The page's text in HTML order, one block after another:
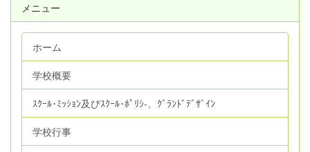
メニュー
ホーム
学校概要
ｽｸｰﾙ･ﾐｯｼｮﾝ及びｽｸｰﾙ･ﾎﾟﾘｼ‐、ｸﾞﾗﾝﾄﾞﾃﾞｻﾞｲﾝ
学校行事